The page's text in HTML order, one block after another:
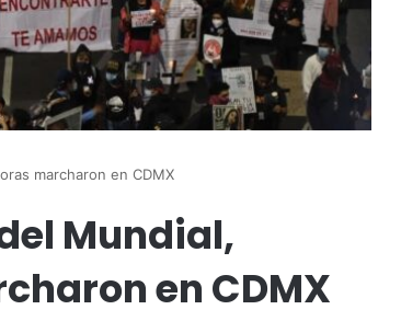
marcharon en CDMX
Mundial,
en CDMX